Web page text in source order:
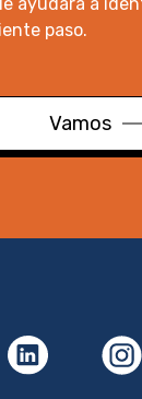
paso.
Vamos